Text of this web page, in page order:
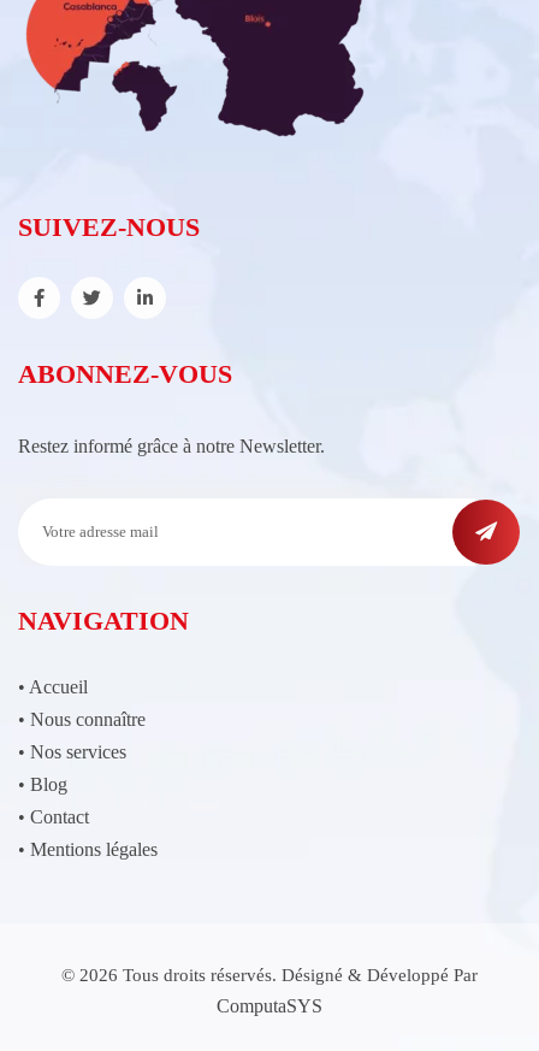
SUIVEZ-NOUS
ABONNEZ-VOUS
Restez informé grâce à notre Newsletter.
NAVIGATION
• Accueil
• Nous connaître
• Nos services
• Blog
• Contact
• Mentions légales
© 2026 Tous droits réservés. Désigné & Développé Par
ComputaSYS